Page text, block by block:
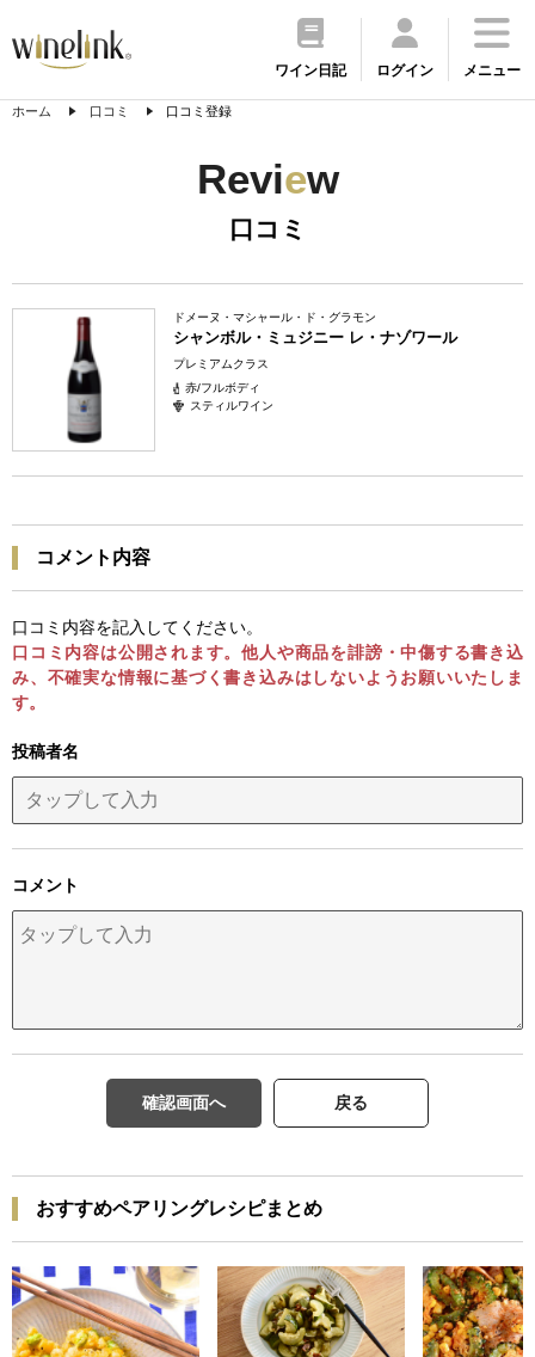
ワイン日記 ログイン メニュー
ホーム 口コミ 口コミ登録
Review
口コミ
ドメーヌ・マシャール・ド・グラモン
シャンボル・ミュジニー レ・ナゾワール
プレミアムクラス
赤/フルボディ
スティルワイン
コメント内容
口コミ内容を記入してください。
口コミ内容は公開されます。他人や商品を誹謗・中傷する書き込
み、不確実な情報に基づく書き込みはしないようお願いいたしま
す。
投稿者名
コメント
確認画面へ 戻る
おすすめペアリングレシピまとめ